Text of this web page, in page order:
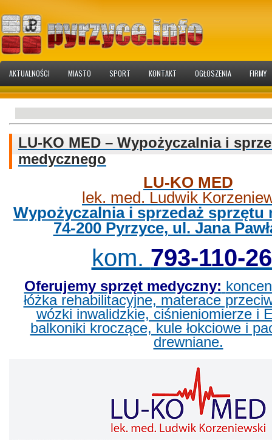
AKTUALNOŚCI MIASTO SPORT KONTAKT OGŁOSZENIA FIRMY
LU-KO MED – Wypożyczalnia i
medycznego
LU-KO MED
lek. med. Ludwik
Wypożyczalnia i sprzedaż sprzętu
74-200 Pyrzyce, ul. Jana
kom. 793-110-
Oferujemy sprzęt medyczny:
łóżka rehabilitacyjne, materace
wózki inwalidzkie, ciśnieniomierze i
balkoniki kroczące, kule łokciowe i
drewniane.